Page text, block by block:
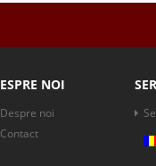
NOI
Despre noi
Contact